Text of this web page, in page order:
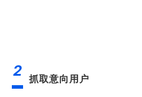
2 抓取意向用户